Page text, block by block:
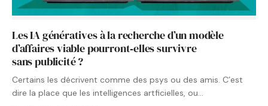
Les IA génératives à la recherche d’un modèle
d’affaires viable pourront‑elles survivre
sans publicité ?
Certains les décrivent comme des psys ou des amis. C’est
dire la place que les intelligences artficielles, ou…